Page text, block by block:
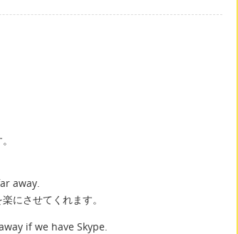
away.
にさせてくれます。
if we have Skype.